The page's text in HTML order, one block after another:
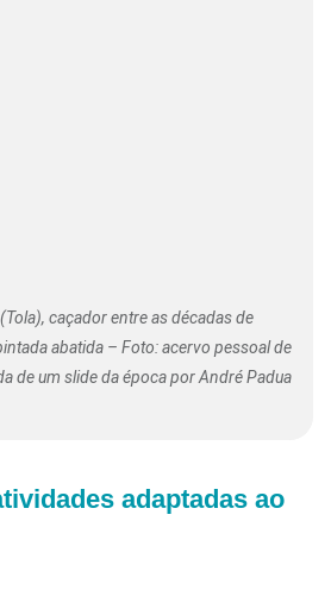
caçador entre as décadas de
abatida – Foto: acervo pessoal de
de um slide da época por André Padua
adaptadas ao